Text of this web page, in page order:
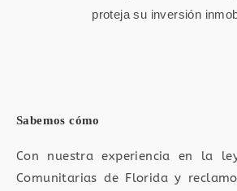
proteja su inversión
Sabemos cómo
Con nuestra experiencia en la
Comunitarias de Florida y